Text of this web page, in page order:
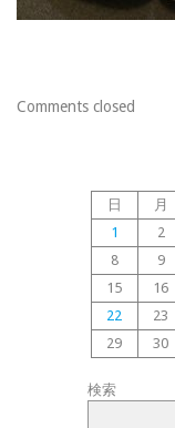
Comments closed
日
月
1
2
8
9
15
16
22
23
29
30
検索